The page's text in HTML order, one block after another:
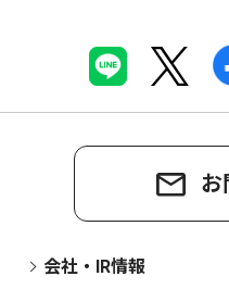
お
会社・IR情報